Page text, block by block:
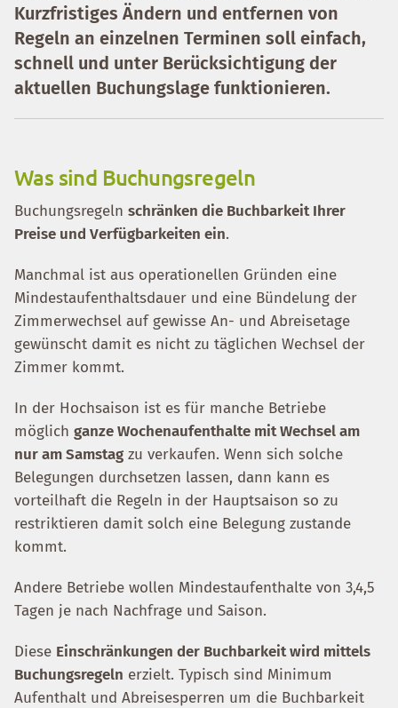
Kurzfristiges Ändern und entfernen von
Regeln an einzelnen Terminen soll einfach,
schnell und unter Berücksichtigung der
aktuellen Buchungslage funktionieren.
Was sind Buchungsregeln
Buchungsregeln schränken die Buchbarkeit Ihrer
Preise und Verfügbarkeiten ein.
Manchmal ist aus operationellen Gründen eine
Mindestaufenthaltsdauer und eine Bündelung der
Zimmerwechsel auf gewisse An- und Abreisetage
gewünscht damit es nicht zu täglichen Wechsel der
Zimmer kommt.
In der Hochsaison ist es für manche Betriebe
möglich ganze Wochenaufenthalte mit Wechsel am
nur am Samstag zu verkaufen. Wenn sich solche
Belegungen durchsetzen lassen, dann kann es
vorteilhaft die Regeln in der Hauptsaison so zu
restriktieren damit solch eine Belegung zustande
kommt.
Andere Betriebe wollen Mindestaufenthalte von 3,4,5
Tagen je nach Nachfrage und Saison.
Diese Einschränkungen der Buchbarkeit wird mittels
Buchungsregeln erzielt. Typisch sind Minimum
Aufenthalt und Abreisesperren um die Buchbarkeit